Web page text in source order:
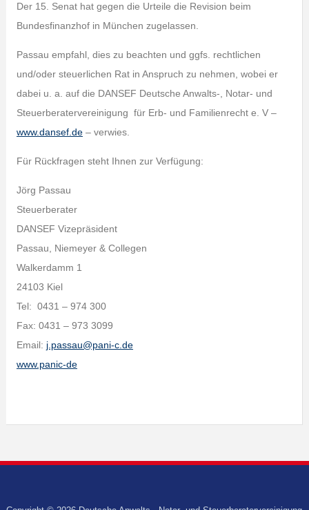
Der 15. Senat hat gegen die Urteile die Revision beim
Bundesfinanzhof in München zugelassen.
Passau empfahl, dies zu beachten und ggfs. rechtlichen
und/oder steuerlichen Rat in Anspruch zu nehmen, wobei er
dabei u. a. auf die DANSEF Deutsche Anwalts-, Notar- und
Steuerberatervereinigung für Erb- und Familienrecht e. V –
www.dansef.de– verwies.
Für Rückfragen steht Ihnen zur Verfügung:
Jörg Passau
Steuerberater
DANSEF Vizepräsident
Passau, Niemeyer & Collegen
Walkerdamm 1
24103 Kiel
Tel: 0431 – 974 300
Fax: 0431 – 973 3099
Email: j.passau@pani-c.de
www.panic-de